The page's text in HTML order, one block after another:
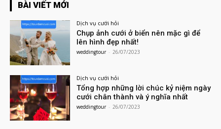
BÀI VIẾT MỚI
Dịch vụ cưới hỏi
Chụp ảnh cưới ở biển nên mặc gì để
lên hình đẹp nhất!
weddingtour - 26/07/2023
Dịch vụ cưới hỏi
Tổng hợp những lời chúc kỷ niệm ngày
cưới chân thành và ý nghĩa nhất
weddingtour - 26/07/2023